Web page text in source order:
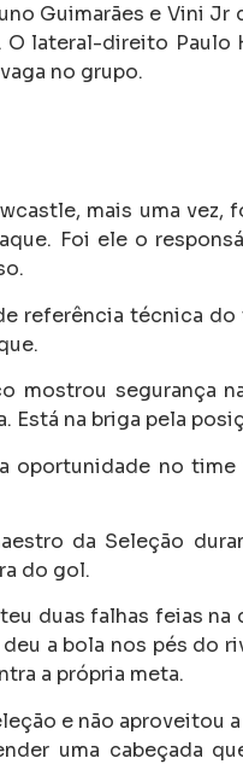
Guimarães e Vini Jr
lateral-direito Paulo
no grupo.
mais uma vez,
Foi ele o
referência técnica
mostrou segurança
na briga pela
oportunidade no
da Seleção
do gol.
duas falhas feias
a bola nos pés do
a própria meta.
e não aproveitou
uma cabeçada